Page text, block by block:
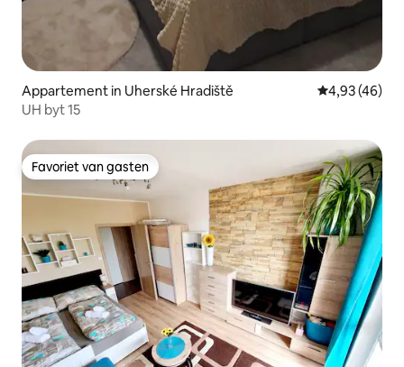
Appartement in Uherské Hradiště Gemiddelde
4,93 (46)
UH byt 15
Favoriet van gasten
Favoriet van gasten